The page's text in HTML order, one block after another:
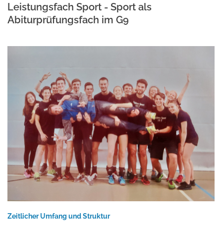
Leistungsfach Sport - Sport als
Abiturprüfungsfach im G9
Zeitlicher Umfang und Struktur